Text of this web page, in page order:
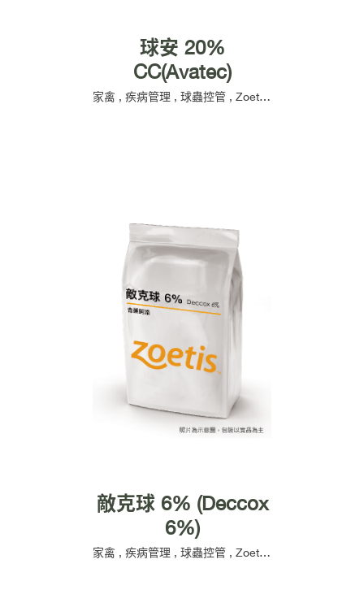
球安 20%
CC(Avatec)
家禽 ,疾病管理 ,球蟲控管 ,Zoetis 碩騰
敵克球 6% (Deccox
6%)
家禽 ,疾病管理 ,球蟲控管 ,Zoetis 碩騰